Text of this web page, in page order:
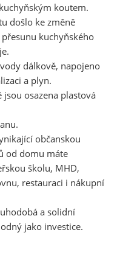
koutem.
došlo ke změně
kuchyňského
dálkově, napojeno
a plyn.
osazena plastová
občanskou
od domu máte
školu, MHD,
restauraci i nákupní
a solidní
jako investice.